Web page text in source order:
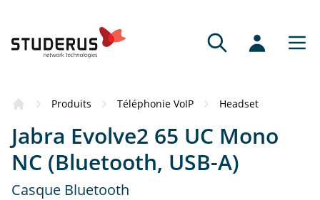
Produits Téléphonie VoIP Headset
Jabra Evolve2 65 UC Mono
NC (Bluetooth, USB-A)
Casque Bluetooth